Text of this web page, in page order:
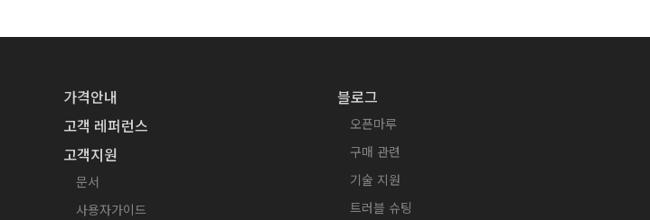
가격안내
고객 레퍼런스
고객지원
문서
사용자가이드
블로그
오픈마루
구매 관련
기술 지원
트러블 슈팅